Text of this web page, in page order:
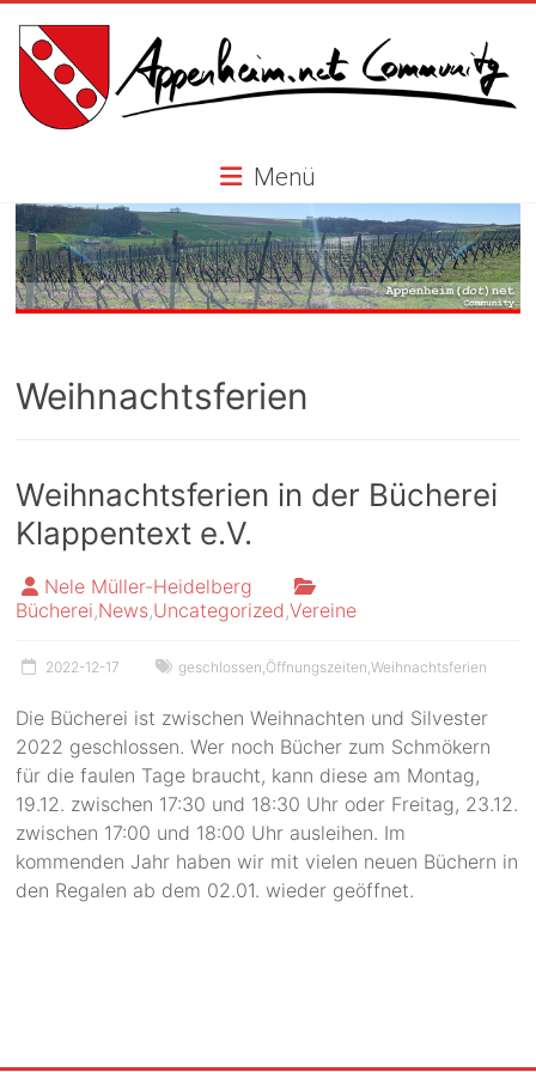
content
Appenheim.net
Community
Menü
Weihnachtsferien
Weihnachtsferien in der Bücherei
Klappentext e.V.
Nele Müller-Heidelberg
Bücherei,News,Uncategorized,Vereine
2022-12-17 geschlossen Öffnungszeiten ,Weihnachtsferien
Die Bücherei ist zwischen Weihnachten und Silvester
2022 geschlossen. Wer noch Bücher zum Schmökern
für die faulen Tage braucht, kann diese am Montag,
19.12. zwischen 17:30 und 18:30 Uhr oder Freitag, 23.12.
zwischen 17:00 und 18:00 Uhr ausleihen. Im
kommenden Jahr haben wir mit vielen neuen Büchern in
den Regalen ab dem 02.01. wieder geöffnet.